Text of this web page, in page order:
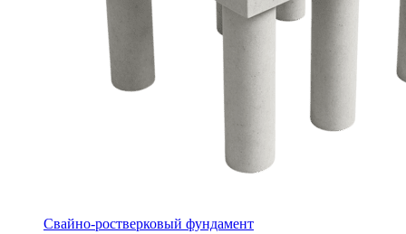
Свайно-ростверковый фундамент